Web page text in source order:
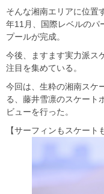
そんな湘南エリアに位置
年11月、国際レベルのパ
プールが完成。
今後、ますます実力派ス
注目を集めている。
今回は、生粋の湘南スケ
る、藤井雪凛のスケート
ビューを行った。
【サーフィンもスケート